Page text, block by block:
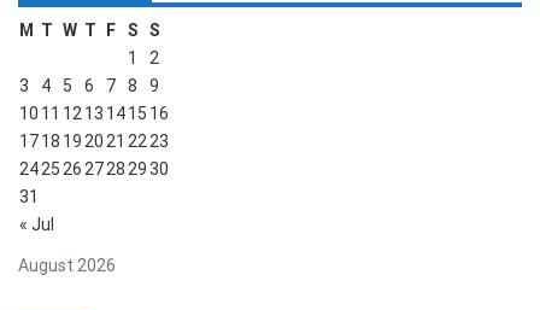
August 2026
M T W T F S S
« Jul
1
2
3
4 5 6 7 8
9
10 11 12 13 1415 16
1718 19 20 21 22 23
2425 26 2728 2930
31